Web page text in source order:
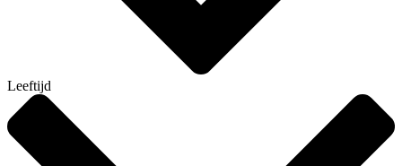
Leeftijd